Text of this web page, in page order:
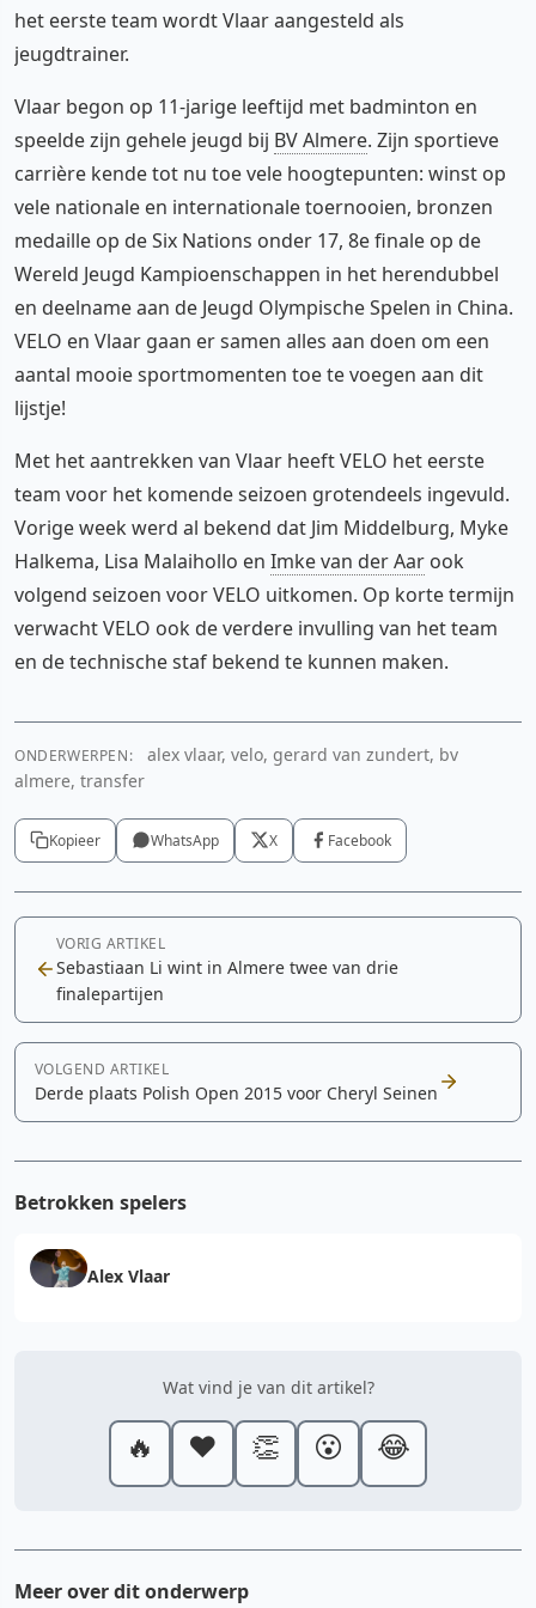
het eerste team wordt Vlaar aangesteld als
jeugdtrainer.
Vlaar begon op 11-jarige leeftijd met badminton en
speelde zijn gehele jeugd bij BV Almere. Zijn sportieve
carrière kende tot nu toe vele hoogtepunten: winst op
vele nationale en internationale toernooien, bronzen
medaille op de Six Nations onder 17, 8e finale op de
Wereld Jeugd Kampioenschappen in het herendubbel
en deelname aan de Jeugd Olympische Spelen in China.
VELO en Vlaar gaan er samen alles aan doen om een
aantal mooie sportmomenten toe te voegen aan dit
lijstje!
Met het aantrekken van Vlaar heeft VELO het eerste
team voor het komende seizoen grotendeels ingevuld.
Vorige week werd al bekend dat Jim Middelburg, Myke
Halkema, Lisa Malaihollo en Imke van der Aar ook
volgend seizoen voor VELO uitkomen. Op korte termijn
verwacht VELO ook de verdere invulling van het team
en de technische staf bekend te kunnen maken.
ONDERWERPEN:
alex vlaar, velo, gerard van zundert, bv
almere, transfer
Kopieer WhatsApp X Facebook
VORIG ARTIKEL
Sebastiaan Li wint in Almere twee van drie
finalepartijen
VOLGEND ARTIKEL
Derde plaats Polish Open 2015 voor Cheryl Seinen
Betrokken spelers
Alex Vlaar
Wat vind je van dit artikel?
🔥 ❤️ 👏 😮 😂
Meer over dit onderwerp